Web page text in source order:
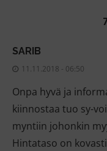
SARIB
11.11.2018 - 06:50
Onpa hyvä ja
kiinnostaa tuo sy-
myntiin johonkin
Hintataso on